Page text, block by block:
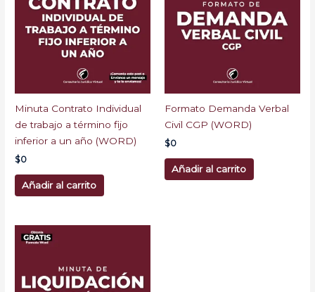
Minuta Contrato Individual
de trabajo a término fijo
inferior a un año (WORD)
$0
Añadir al carrito
Formato Demanda Verbal
Civil CGP (WORD)
$0
Añadir al carrito